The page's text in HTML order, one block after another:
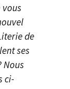
vous
de
ses
ci-